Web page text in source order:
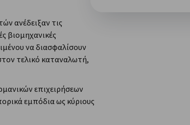
ανέδειξαν τις
βιομηχανικές
να διασφαλίσουν
τελικό καταναλωτή,
επιχειρήσεων
εμπόδια ως κύριους